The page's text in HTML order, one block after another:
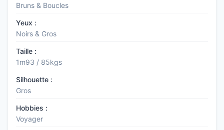
Bruns & Boucles
Yeux :
Noirs & Gros
Taille :
1m93 / 85kgs
Silhouette :
Gros
Hobbies :
Voyager